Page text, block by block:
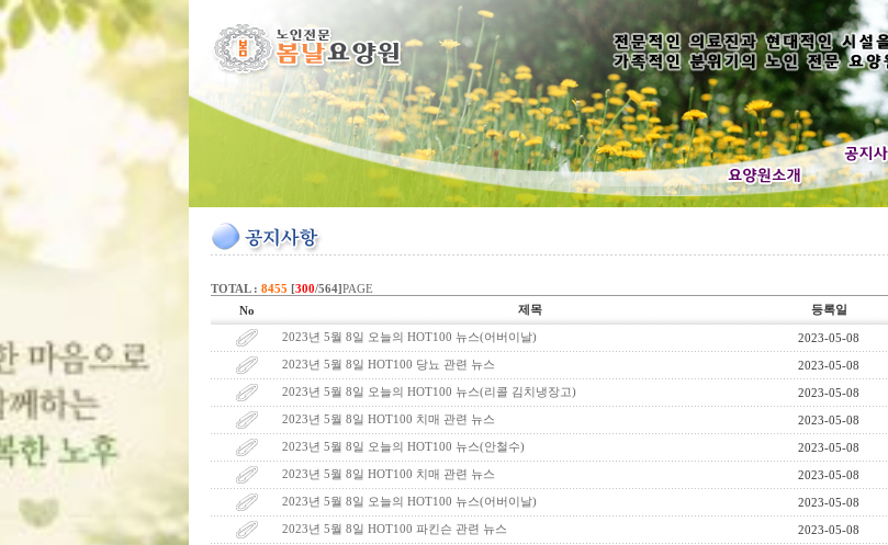
TOTAL : 8455 [300/564]PAGE
No
제목 등록일
2023년 5월 8일 오늘의 HOT100 뉴스(어버이날) 2023-05-08
2023년 5월 8일 HOT100 당뇨 관련 뉴스
2023-05-08
2023년 5월 8일 오늘의 HOT100 뉴스(리콜 김치냉장고)
2023-05-08
2023년 5월 8일 HOT100 치매 관련 뉴스
2023-05-08
2023년 5월 8일 오늘의 HOT100 뉴스(안철수)
2023-05-08
2023년 5월 8일 HOT100 치매 관련 뉴스
2023-05-08
2023년 5월 8일 오늘의 HOT100 뉴스(어버이날)
2023-05-08
2023년 5월 8일 HOT100 파킨슨 관련 뉴스
2023-05-08